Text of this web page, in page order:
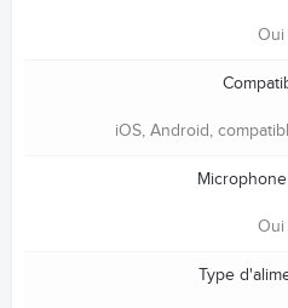
Oui
iOS, Android,
Oui
Type